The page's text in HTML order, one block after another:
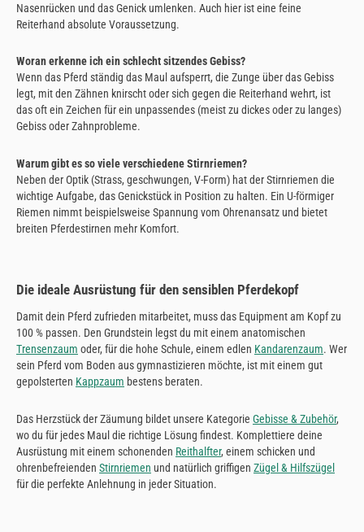
Nasenrücken und das Genick umlenken. Auch hier ist eine feine
Reiterhand absolute Voraussetzung.
Woran erkenne ich ein schlecht sitzendes Gebiss?
Wenn das Pferd ständig das Maul aufsperrt, die Zunge über das Gebiss
legt, mit den Zähnen knirscht oder sich gegen die Reiterhand wehrt, ist
das oft ein Zeichen für ein unpassendes (meist zu dickes oder zu langes)
Gebiss oder Zahnprobleme.
Warum gibt es so viele verschiedene Stirnriemen?
Neben der Optik (Strass, geschwungen, V-Form) hat der Stirnriemen die
wichtige Aufgabe, das Genickstück in Position zu halten. Ein U-förmiger
Riemen nimmt beispielsweise Spannung vom Ohrenansatz und bietet
breiten Pferdestirnen mehr Komfort.
Die ideale Ausrüstung für den sensiblen Pferdekopf
Damit dein Pferd zufrieden mitarbeitet, muss das Equipment am Kopf zu
100 % passen. Den Grundstein legst du mit einem anatomischen
Trensenzaum oder, für die hohe Schule, einem edlen Kandarenzaum. Wer
sein Pferd vom Boden aus gymnastizieren möchte, ist mit einem gut
gepolsterten Kappzaum bestens beraten.
Das Herzstück der Zäumung bildet unsere Kategorie Gebisse & Zubehör,
wo du für jedes Maul die richtige Lösung findest. Komplettiere deine
Ausrüstung mit einem schonenden Reithalfter, einem schicken und
ohrenbefreienden Stirnriemen und natürlich griffigen Zügel & Hilfszügel
für die perfekte Anlehnung in jeder Situation.